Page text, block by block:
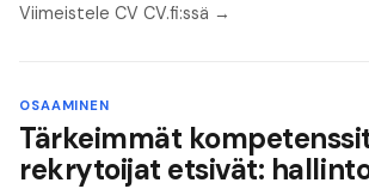
Viimeistele CV CV.fi:ssä →
OSAAMINEN
Tärkeimmät
rekrytoijat etsivät: